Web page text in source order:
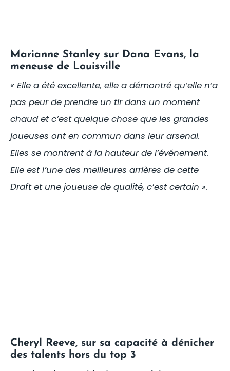
Marianne Stanley sur Dana Evans, la
meneuse de Louisville
« Elle a été excellente, elle a démontré qu’elle n’a
pas peur de prendre un tir dans un moment
chaud et c’est quelque chose que les grandes
joueuses ont en commun dans leur arsenal.
Elles se montrent à la hauteur de l’événement.
Elle est l’une des meilleures arrières de cette
Draft et une joueuse de qualité, c’est certain ».
Cheryl Reeve, sur sa capacité à dénicher
des talents hors du top 3